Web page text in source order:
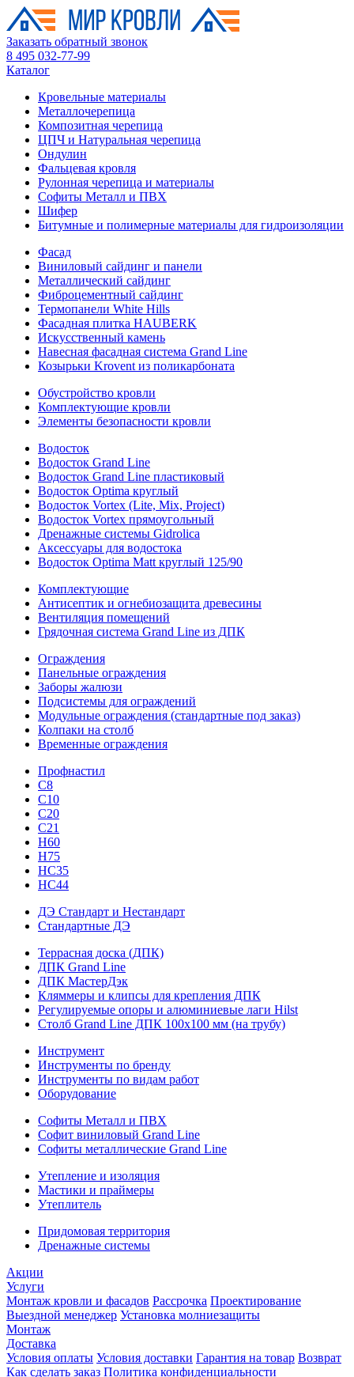
Заказать обратный звонок
8 495 032-77-99
Каталог
Кровельные материалы
Металлочерепица
Композитная черепица
ЦПЧ и Натуральная черепица
Ондулин
Фальцевая кровля
Рулонная черепица и материалы
Софиты Металл и ПВХ
Шифер
Битумные и полимерные материалы для гидроизоляции
Фасад
Виниловый сайдинг и панели
Металлический сайдинг
Фиброцементный сайдинг
Термопанели White Hills
Фасадная плитка HAUBERK
Искусственный камень
Навесная фасадная система Grand Line
Козырьки Krovent из поликарбоната
Обустройство кровли
Комплектующие кровли
Элементы безопасности кровли
Водосток
Водосток Grand Line
Водосток Grand Line пластиковый
Водосток Optima круглый
Водосток Vortex (Lite, Mix, Project)
Водосток Vortex прямоугольный
Дренажные системы Gidrolica
Аксессуары для водостока
Водосток Optima Matt круглый 125/90
Комплектующие
Антисептик и огнебиозащита древесины
Вентиляция помещений
Грядочная система Grand Line из ДПК
Ограждения
Панельные ограждения
Заборы жалюзи
Подсистемы для ограждений
Модульные ограждения (стандартные под заказ)
Колпаки на столб
Временные ограждения
Профнастил
С8
С10
С20
С21
H60
H75
HС35
НС44
ДЭ Стандарт и Нестандарт
Стандартные ДЭ
Террасная доска (ДПК)
ДПК Grand Line
ДПК МастерДэк
Кляммеры и клипсы для крепления ДПК
Регулируемые опоры и алюминиевые лаги Hilst
Столб Grand Line ДПК 100х100 мм (на трубу)
Инструмент
Инструменты по бренду
Инструменты по видам работ
Оборудование
Софиты Металл и ПВХ
Софит виниловый Grand Line
Софиты металлические Grand Line
Утепление и изоляция
Мастики и праймеры
Утеплитель
Придомовая территория
Дренажные системы
Акции
Услуги
Монтаж кровли и фасадов Рассрочка Проектирование
Выездной менеджер Установка молниезащиты
Монтаж
Доставка
Условия оплаты Условия доставки Гарантия на товар Возврат
Как сделать заказ Политика конфиденциальности